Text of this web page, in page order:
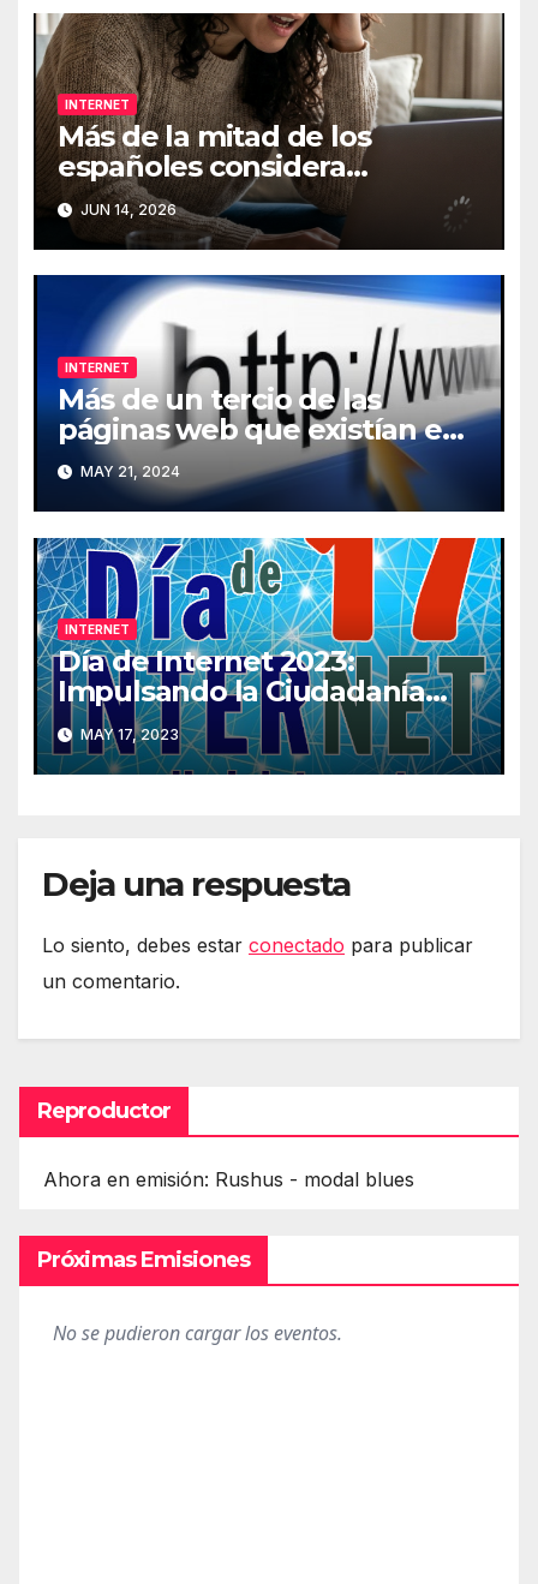
INTERNET
Más de la mitad de los
españoles considera
fundamental la conexión a
Internet
JUN 14, 2026
INTERNET
Más de un tercio de las
páginas web que existían en
2013 han desaparecido de
Internet
MAY 21, 2024
INTERNET
Día de Internet 2023:
Impulsando la Ciudadanía
Digital
MAY 17, 2023
Deja una respuesta
Lo siento, debes estar conectado para publicar
un comentario.
Reproductor
Ahora en emisión: Rushus - modal blues
Próximas Emisiones